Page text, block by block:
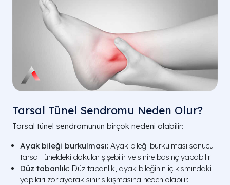
Tarsal Tünel Sendromu Neden Olur?
Tarsal tünel sendromunun birçok nedeni olabilir:
Ayak bileği burkulması: Ayak bileği burkulması sonucu
tarsal tüneldeki dokular şişebilir ve sinire basınç yapabilir.
Düz tabanlık: Düz tabanlık, ayak bileğinin iç kısmındaki
yapıları zorlayarak sinir sıkışmasına neden olabilir.